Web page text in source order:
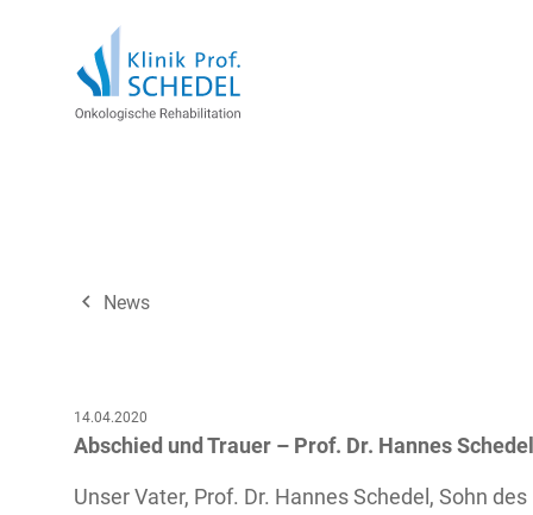
navigate_before News
14.04.2020
Abschied und Trauer – Prof. Dr. Hannes
Unser Vater, Prof. Dr. Hannes Schedel, Sohn